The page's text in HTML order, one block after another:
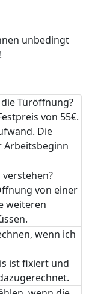
unbedingt
Türöffnung?
von 55€.
Die
Arbeitsbeginn
von einer
weiteren
wenn ich
ist fixiert und